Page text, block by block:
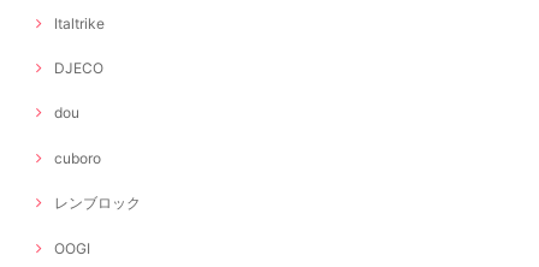
Italtrike
DJECO
dou
cuboro
レンブロック
OOGI